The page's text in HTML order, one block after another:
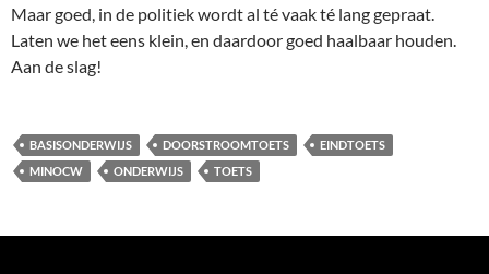
Maar goed, in de politiek wordt al té vaak té lang gepraat.
Laten we het eens klein, en daardoor goed haalbaar houden.
Aan de slag!
BASISONDERWIJS DOORSTROOMTOETS
EINDTOETS
MINOCW
ONDERWIJS TOETS